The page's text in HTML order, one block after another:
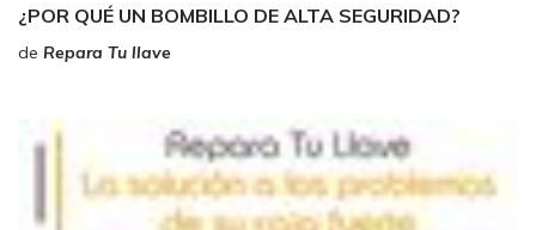
¿POR QUÉ UN BOMBILLO DE ALTA SEGURIDAD?
de Repara Tu llave